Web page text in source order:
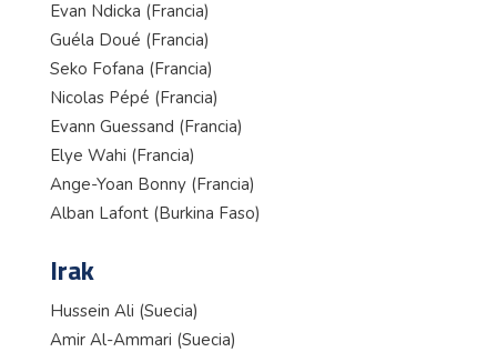
Evan Ndicka (Francia)
Guéla Doué (Francia)
Seko Fofana (Francia)
Nicolas Pépé (Francia)
Evann Guessand (Francia)
Elye Wahi (Francia)
Ange-Yoan Bonny (Francia)
Alban Lafont (Burkina Faso)
Irak
Hussein Ali (Suecia)
Amir Al-Ammari (Suecia)